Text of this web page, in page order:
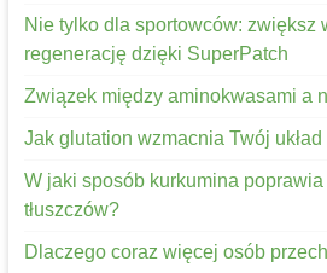
Nie tylko dla sportowców: zwiększ
regenerację dzięki SuperPatch
Związek między aminokwasami a
Jak glutation wzmacnia Twój
W jaki sposób kurkumina
tłuszczów?
Dlaczego coraz więcej osób